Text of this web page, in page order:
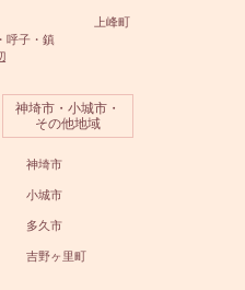
呼子・鎮
上峰町
神埼市・小城市・
その他地域
神埼市
小城市
多久市
吉野ヶ里町